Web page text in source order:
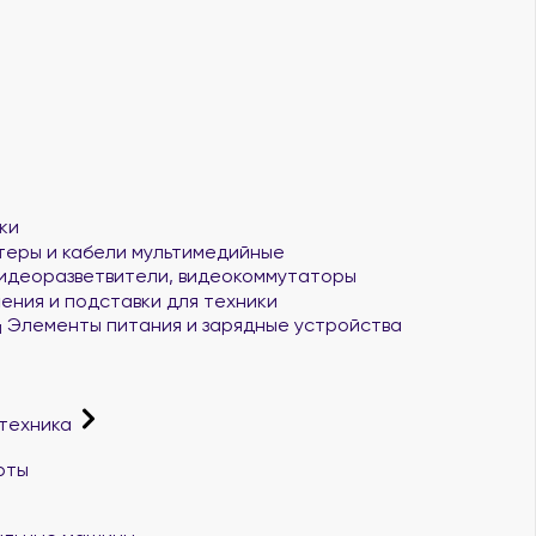
и кабели мультимедийные
видеокоммутаторы
и подставки для техники
Элементы питания и зарядные устройства